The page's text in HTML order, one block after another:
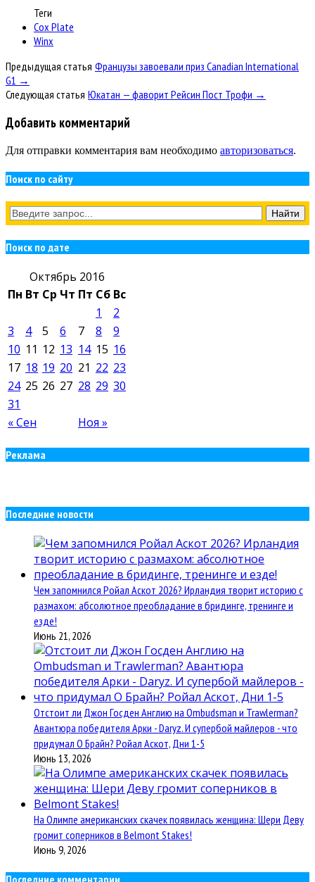
Теги
Cox Plate
Winx
Предыдущая статья Французы завоевали приз Canadian International
G1 →
Следующая статья Юкатан — фаворит Рейсин Пост Трофи →
Добавить комментарий
Для отправки комментария вам необходимо авторизоваться.
Поиск по сайту
Поиск по дате
Октябрь 2016
Пн Вт Ср Чт Пт Сб Вс
« Сен Ноя »
1
2
3
4 5 6 7 8
9
10 11 12 13 14 15 16
17 18 19 20 21 22 23
24 25 26 27 28 29 30
31
Реклама
Последние новости
Чем запомнился Ройал Аскот 2026? Ирландия творит историю с
размахом: абсолютное преобладание в бридинге, тренинге и
езде!
Июнь 21, 2026
Отстоит ли Джон Госден Англию на Ombudsman и Trawlerman?
Авантюра победителя Арки - Daryz. И супербой майлеров - что
придумал О Брайн? Ройал Аскот, Дни 1-5
Июнь 13, 2026
На Олимпе американских скачек появилась женщина: Шери Деву
громит соперников в Belmont Stakes!
Июнь 9, 2026
Последние комментарии